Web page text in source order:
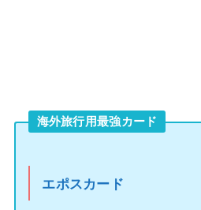
海外旅行用最強カード
エポスカード